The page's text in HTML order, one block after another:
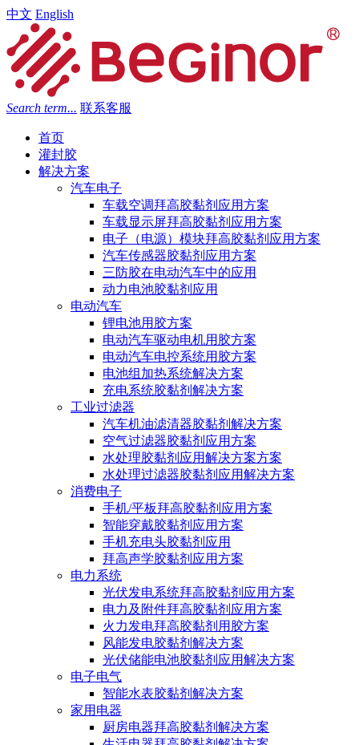
中文 English
Search term... 联系客服
首页
灌封胶
解决方案
汽车电子
车载空调拜高胶黏剂应用方案
车载显示屏拜高胶黏剂应用方案
电子（电源）模块拜高胶黏剂应用方案
汽车传感器胶黏剂应用方案
三防胶在电动汽车中的应用
动力电池胶黏剂应用
电动汽车
锂电池用胶方案
电动汽车驱动电机用胶方案
电动汽车电控系统用胶方案
电池组加热系统解决方案
充电系统胶黏剂解决方案
工业过滤器
汽车机油滤清器胶黏剂解决方案
空气过滤器胶黏剂应用方案
水处理胶黏剂应用解决方案方案
水处理过滤器胶黏剂应用解决方案
消费电子
手机/平板拜高胶黏剂应用方案
智能穿戴胶黏剂应用方案
手机充电头胶黏剂应用
拜高声学胶黏剂应用方案
电力系统
光伏发电系统拜高胶黏剂应用方案
电力及附件拜高胶黏剂应用方案
火力发电拜高胶黏剂用胶方案
风能发电胶黏剂解决方案
光伏储能电池胶黏剂应用解决方案
电子电气
智能水表胶黏剂解决方案
家用电器
厨房电器拜高胶黏剂解决方案